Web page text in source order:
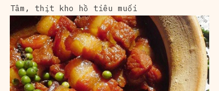
Tâm , thịt kho hồ tiêu muối